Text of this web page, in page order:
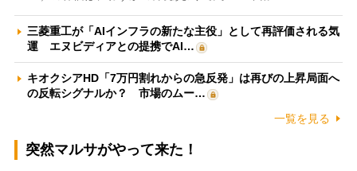
三菱重工が「AIインフラの新たな主役」として再評価される気
運 エヌビディアとの提携でAI…
キオクシアHD「7万円割れからの急反発」は再びの上昇局面へ
の反転シグナルか？ 市場のムー…
一覧を見る
突然マルサがやって来た！